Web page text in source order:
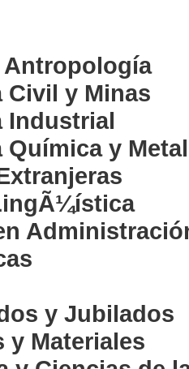
Civil y Minas
Industrial
Química y
y Jubilados
y Materiales